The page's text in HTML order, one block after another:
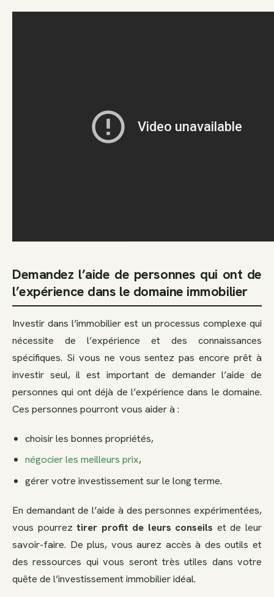
Demandez l’aide de personnes qui ont de
l’expérience dans le domaine immobilier
Investir dans l’immobilier est un processus complexe qui
nécessite de l’expérience et des connaissances
spécifiques. Si vous ne vous sentez pas encore prêt à
investir seul, il est important de demander l’aide de
personnes qui ont déjà de l’expérience dans le domaine.
Ces personnes pourront vous aider à :
choisir les bonnes propriétés,
négocier les meilleurs prix,
gérer votre investissement sur le long terme.
En demandant de l’aide à des personnes expérimentées,
vous pourreztirer profit de leurs conseils et de leur
savoir-faire. De plus, vous aurez accès à des outils et
des ressources qui vous seront très utiles dans votre
quête de l’investissement immobilier idéal.